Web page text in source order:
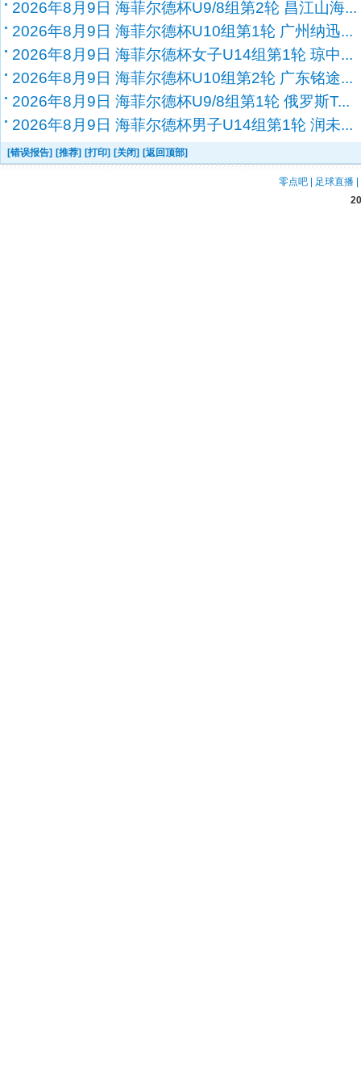
2026年8月9日 海菲尔德杯U9/8组第2轮 昌江山海...
2026年8月9日 海菲尔德杯U10组第1轮 广州纳迅...
2026年8月9日 海菲尔德杯女子U14组第1轮 琼中...
2026年8月9日 海菲尔德杯U10组第2轮 广东铭途...
2026年8月9日 海菲尔德杯U9/8组第1轮 俄罗斯T...
2026年8月9日 海菲尔德杯男子U14组第1轮 润未...
[错误报告] [推荐] [打印] [关闭] [返回顶部]
零点吧 | 足球直播 |